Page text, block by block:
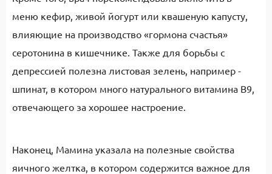
меню кефир, живой йогурт или квашеную капусту,
влияющие на производство «гормона счастья»
серотонина в кишечнике. Также для борьбы с
депрессией полезна листовая зелень, например -
шпинат, в котором много натурального витамина В9,
отвечающего за хорошее настроение.
Наконец, Мамина указала на полезные свойства
яичного желтка, в котором содержится важное для